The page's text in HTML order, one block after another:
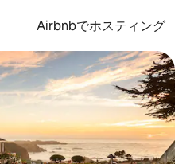
Airbnbでホスティング